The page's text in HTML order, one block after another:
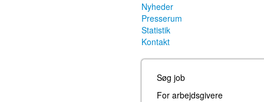
Nyheder
Presserum
Statistik
Kontakt
Søg job
For arbejdsgivere